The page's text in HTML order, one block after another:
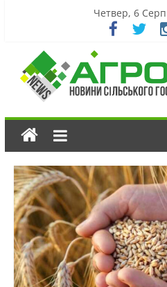
Четвер, 6